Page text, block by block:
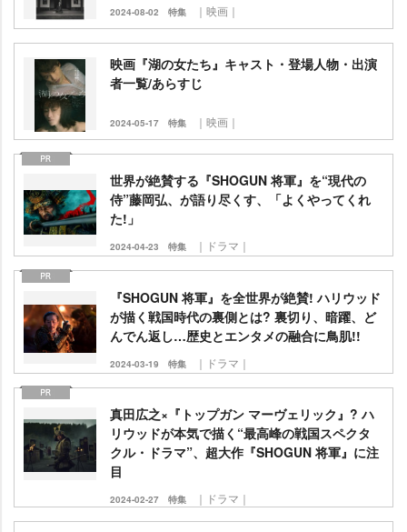
2024-08-02 特集 ｜映画｜
映画『湖の女たち』キャスト・登場人物・出演
者一覧/あらすじ
2024-05-17 特集 ｜映画｜
世界が絶賛する『SHOGUN 将軍』を“現代の
侍”藤岡弘、が語り尽くす、「よくやってくれ
た!」
2024-04-23 特集 ｜ドラマ｜
『SHOGUN 将軍』を全世界が絶賛! ハリウッド
が描く戦国時代の裏側とは? 裏切り、暗躍、ど
んでん返し…歴史とエンタメの融合に鳥肌!!
2024-03-19 特集 ｜ドラマ｜
真田広之×『トップガン マーヴェリック』? ハ
リウッドが本気で描く“最高峰の戦国スペクタ
クル・ドラマ”、超大作『SHOGUN 将軍』に注
目
2024-02-27 特集 ｜ドラマ｜